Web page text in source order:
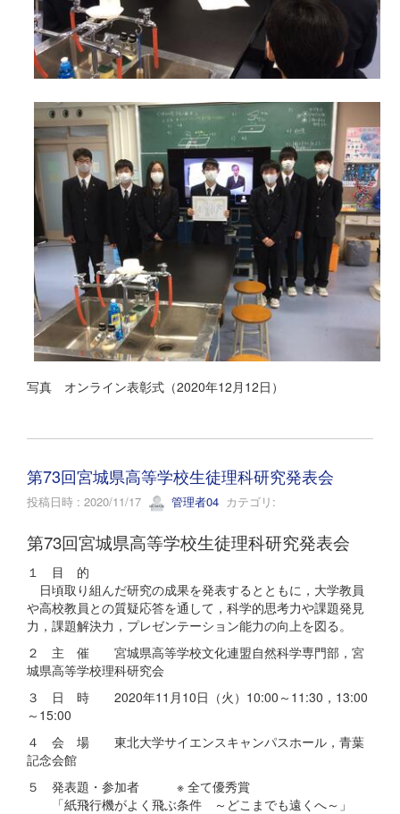
写真 オンライン表彰式（2020年12月12日）
第73回宮城県高等学校生徒理科研究発表会
投稿日時 : 2020/11/17 管理者04 カテゴリ:
第73回宮城県高等学校生徒理科研究発表会
１ 目 的
日頃取り組んだ研究の成果を発表するとともに，大学教員
や高校教員との質疑応答を通して，科学的思考力や課題発見
力，課題解決力，プレゼンテーション能力の向上を図る。
２ 主 催 宮城県高等学校文化連盟自然科学専門部，宮
城県高等学校理科研究会
３ 日 時 2020年11月10日（火）10:00～11:30，13:00
～15:00
４ 会 場 東北大学サイエンスキャンパスホール，青葉
記念会館
５ 発表題・参加者 ※ 全て優秀賞
「紙飛行機がよく飛ぶ条件 ～どこまでも遠くへ～」